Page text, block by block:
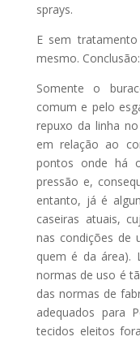
sprays.
E sem
mesmo.
Somente o
comum e pelo
repuxo da linha
em relação ao
pontos onde há
pressão e,
entanto, já é
caseiras atuais,
nas condições de
quem é da área).
normas de uso é
das normas de
adequados para
tecidos eleitos